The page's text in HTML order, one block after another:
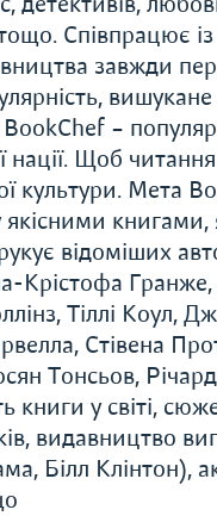
Співпрацює
завжди
–
нації. Щоб
культури. Мета
якісними
відоміших
Крістофа
Тіллі Коул,
Стівена
Тонсьов,
книги у світі,
видавництво
Білл Клінтон),